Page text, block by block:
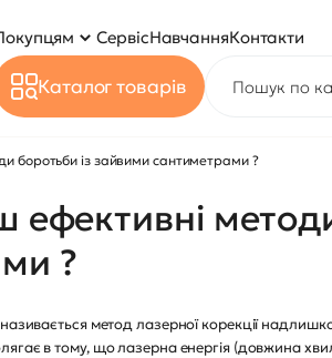
СервісНавчанняКонтакти
Каталог товарів
боротьби із зайвими сантиметрами ?
ефективні
?
називається метод лазерної корекції
в тому, що лазерна енергія (довжина